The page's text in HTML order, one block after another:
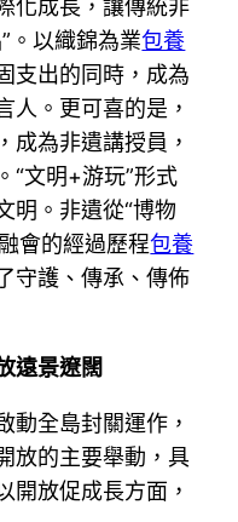
化成長，讓傳統非
。以織錦為業包養
支出的同時，成為
人。更可喜的是，
成為非遺講授員，
“文明+游玩”形式
明。非遺從“博物
會的經過歷程包養
守護、傳承、傳佈
遠景遼闊
動全島封關運作，
放的主要舉動，具
開放促成長方面，